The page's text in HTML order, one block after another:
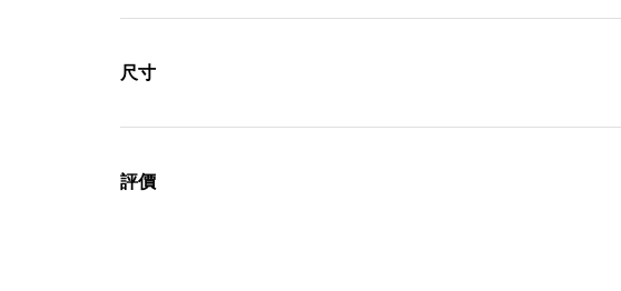
尺寸
評價